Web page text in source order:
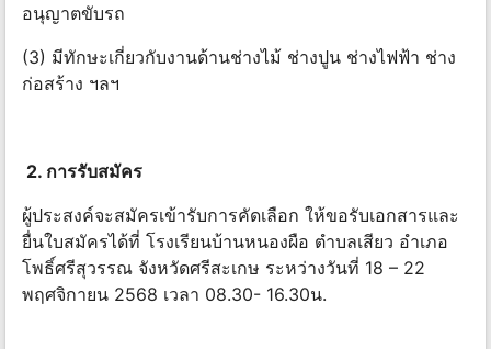
อนุญาตขับรถ
(3) มีทักษะเกี่ยวกับงานด้านช่างไม้ ช่างปูน ช่างไฟฟ้า ช่าง
ก่อสร้าง ฯลฯ
2. การรับสมัคร
ผู้ประสงค์จะสมัครเข้ารับการคัดเลือก ให้ขอรับเอกสารและ
ยื่นใบสมัครได้ที่ โรงเรียนบ้านหนองผือ ตําบลเสียว อําเภอ
โพธิ์ศรีสุวรรณ จังหวัดศรีสะเกษ ระหว่างวันที่ 18 – 22
พฤศจิกายน 2568 เวลา 08.30- 16.30น.